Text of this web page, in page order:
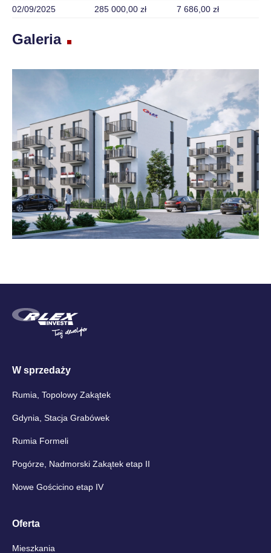
02/09/2025 285 000,00 zł 7 686,00 zł
Galeria
W sprzedaży
Rumia, Topolowy Zakątek
Gdynia, Stacja Grabówek
Rumia Formeli
Pogórze, Nadmorski Zakątek etap II
Nowe Gościcino etap IV
Oferta
Mieszkania